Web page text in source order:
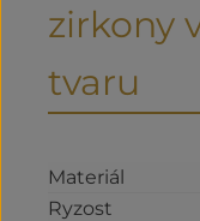
zirkony
tvaru
Materiál
Ryzost